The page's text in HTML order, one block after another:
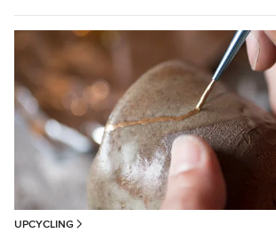
UPCYCLING